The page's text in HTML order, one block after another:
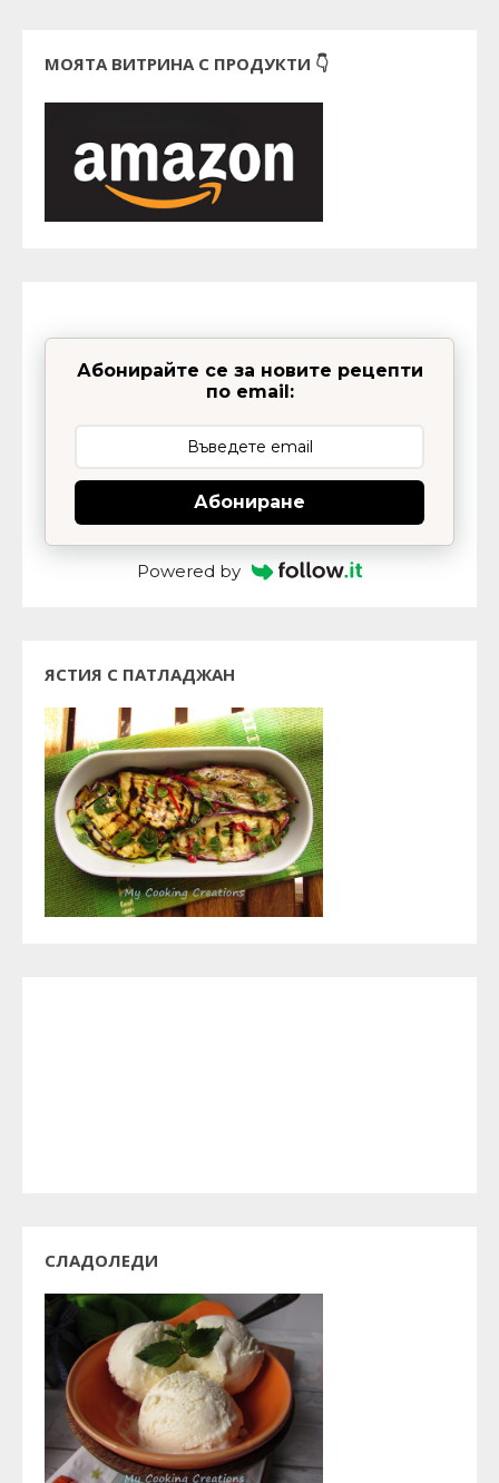
МОЯТА ВИТРИНА С ПРОДУКТИ 👇
Абонирайте се за новите рецепти
по email:
Абониране
Powered by
ЯСТИЯ С ПАТЛАДЖАН
СЛАДОЛЕДИ